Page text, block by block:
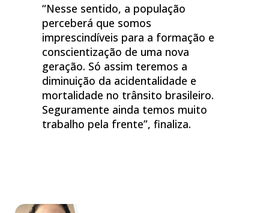
“Nesse sentido, a população
perceberá que somos
imprescindíveis para a formação e
conscientização de uma nova
geração. Só assim teremos a
diminuição da acidentalidade e
mortalidade no trânsito brasileiro.
Seguramente ainda temos muito
trabalho pela frente”, finaliza.